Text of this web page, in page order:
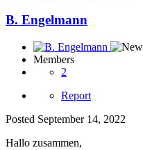
B. Engelmann
Members
2
Report
Posted September 14, 2022
Hallo zusammen,